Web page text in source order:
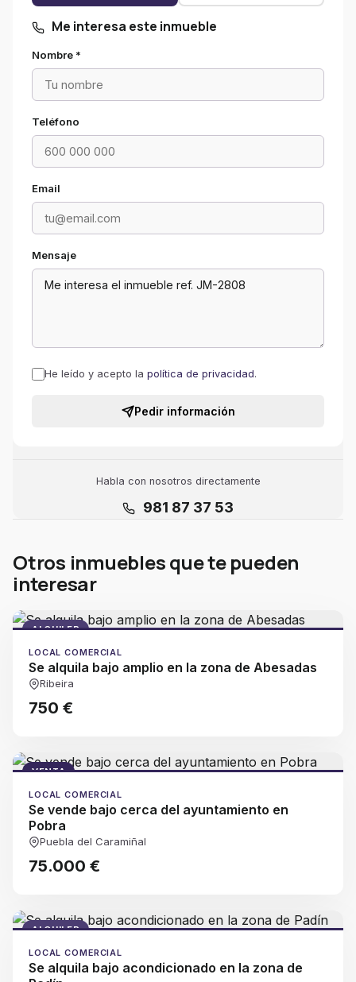
Me interesa este inmueble
Nombre *
Teléfono
Email
Mensaje
He leído y acepto la política de privacidad.
Pedir información
Habla con nosotros directamente
981 87 37 53
Otros inmuebles que te pueden
interesar
ALQUILER
LOCAL COMERCIAL
Se alquila bajo amplio en la zona de Abesadas
Ribeira
750 €
VENTA
LOCAL COMERCIAL
Se vende bajo cerca del ayuntamiento en
Pobra
Puebla del Caramiñal
75.000 €
ALQUILER
LOCAL COMERCIAL
Se alquila bajo acondicionado en la zona de